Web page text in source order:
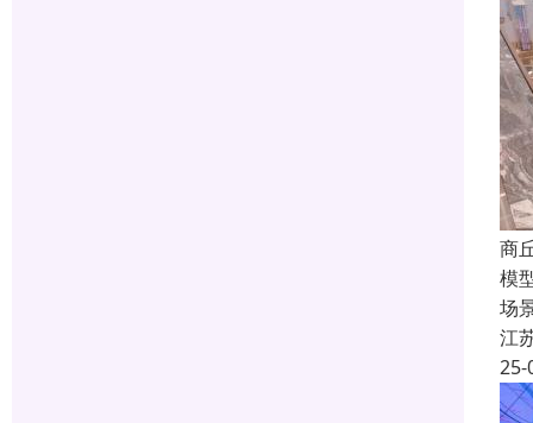
商
模
场
江
25-